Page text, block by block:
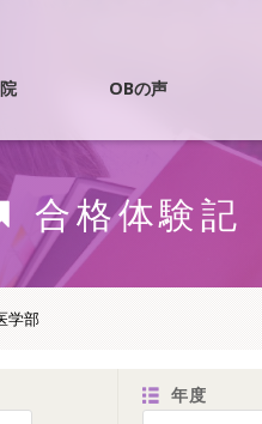
OBの声
国試合格者ｲﾝﾀﾋﾞｭｰ
OBドクター
合格体験記
学部
年度